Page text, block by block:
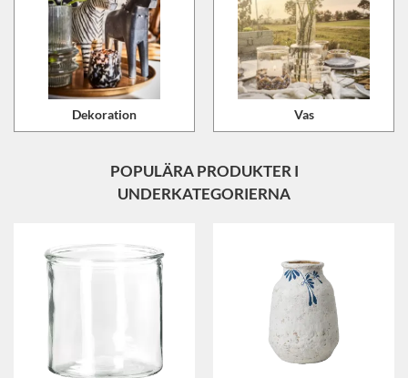
Dekoration Vas
POPULÄRA PRODUKTER I
UNDERKATEGORIERNA